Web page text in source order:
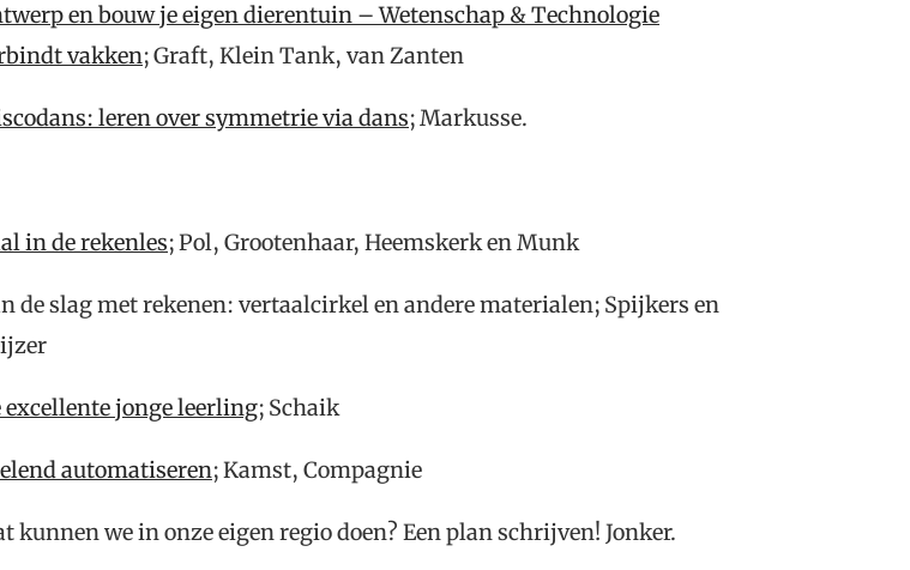
en bouw je eigen dierentuin – Wetenschap & Technologie
vakken; Graft, Klein Tank, van Zanten
leren over symmetrie via dans; Markusse.
in de rekenles; Pol, Grootenhaar, Heemskerk en Munk
de slag met rekenen: vertaalcirkel en andere materialen; Spijkers en
excellente jonge leerling; Schaik
automatiseren; Kamst, Compagnie
kunnen we in onze eigen regio doen? Een plan schrijven! Jonker.